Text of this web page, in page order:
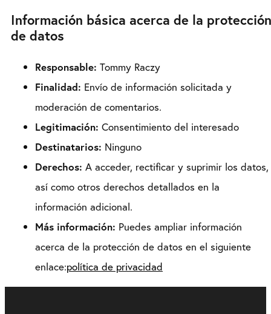
Información básica acerca de la protección
de datos
Responsable: Tommy Raczy
Finalidad: Envío de información solicitada y
moderación de comentarios.
Legitimación: Consentimiento del interesado
Destinatarios: Ninguno
Derechos: A acceder, rectificar y suprimir los datos,
así como otros derechos detallados en la
información adicional.
Más información: Puedes ampliar información
acerca de la protección de datos en el siguiente
enlace:política de privacidad